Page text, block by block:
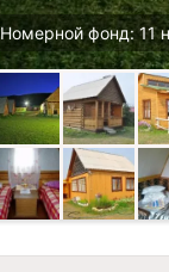
Номерной фонд: 11